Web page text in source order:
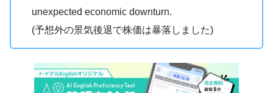
unexpected economic downturn.
(予想外の景気後退で株価は暴落しました)